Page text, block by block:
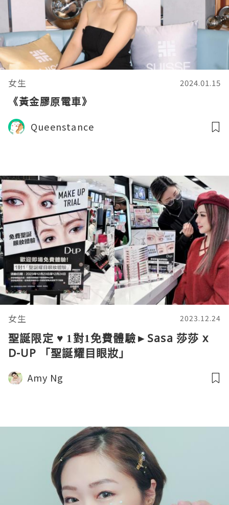
女生 2024.01.15
《黃金膠原電車》
Queenstance
女生 2023.12.24
聖誕限定 ♥ 1對1免費體驗►Sasa 莎莎 x
D-UP 「聖誕耀目眼妝」
Amy Ng